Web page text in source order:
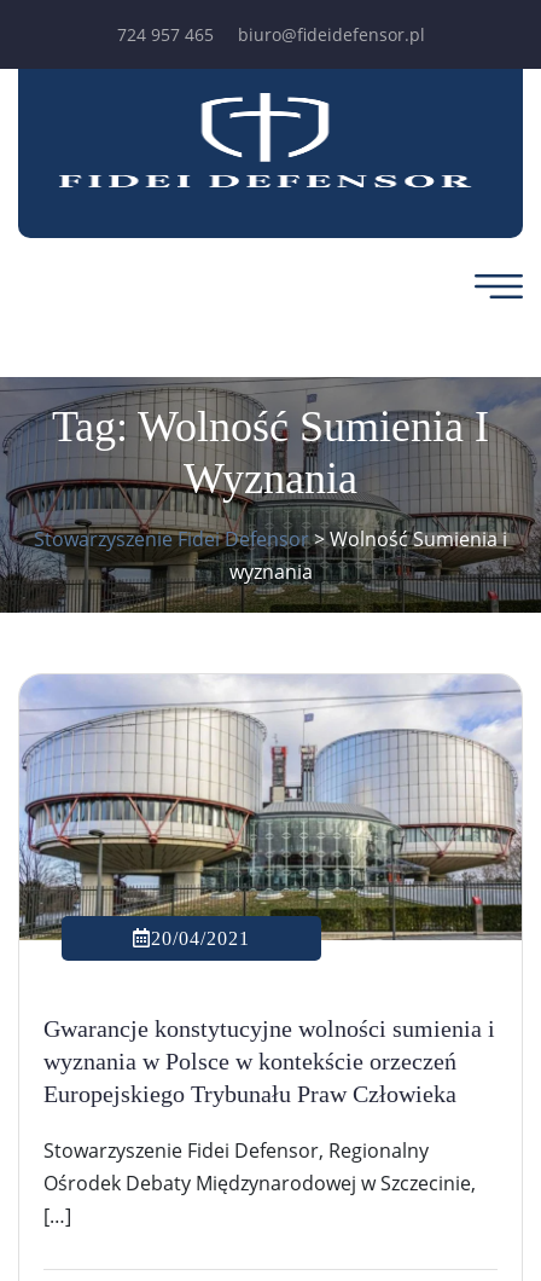
724 957 465 biuro@fideidefensor.pl
Tag: Wolność Sumienia I
Wyznania
Stowarzyszenie Fidei Defensor>Wolność Sumienia i
wyznania
20/04/2021
Gwarancje konstytucyjne wolności sumienia i
wyznania w Polsce w kontekście orzeczeń
Europejskiego Trybunału Praw Człowieka
Stowarzyszenie Fidei Defensor, Regionalny
Ośrodek Debaty Międzynarodowej w Szczecinie,
[…]